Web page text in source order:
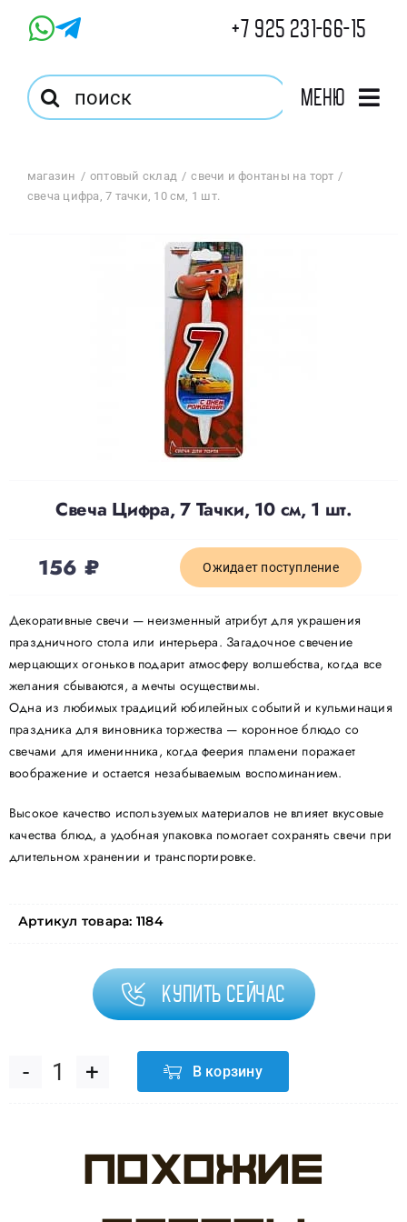
+7 925 231-66-15
Результат
поиска:
Меню
Магазин
Оптовый Магазин
О нас
Отзывы
Контакты
Политика конфиденциальности
магазин оптовый склад
свечи и фонтаны на торт
свеча цифра, 7 тачки, 10 см, 1 шт.
Свеча Цифра, 7 Тачки, 10 см, 1 шт.
156₽ Ожидает поступление
Декоративные свечи — неизменный атрибут для украшения
праздничного стола или интерьера. Загадочное свечение
мерцающих огоньков подарит атмосферу волшебства, когда все
желания сбываются, а мечты осуществимы.
Одна из любимых традиций юбилейных событий и кульминация
праздника для виновника торжества — коронное блюдо со
свечами для именинника, когда феерия пламени поражает
воображение и остается незабываемым воспоминанием.
Высокое качество используемых материалов не влияет вкусовые
качества блюд, а удобная упаковка помогает сохранять свечи при
длительном хранении и транспортировке.
Артикул товара: 1184
Купить сейчас
Количество
Свеча
В корзину
Похожие